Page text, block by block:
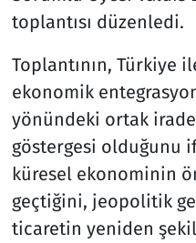
toplantısı düzenledi.
Toplantının, Türkiye
ekonomik
yönündeki ortak
göstergesi olduğunu
küresel ekonominin
geçtiğini, jeopolitik
ticaretin yeniden